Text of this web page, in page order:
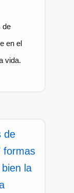
de
en el
vida.
de
formas
la